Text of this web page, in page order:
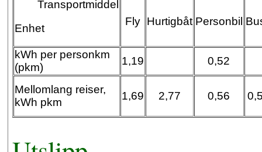
Transportmiddel
Enhet
Fly Hurtigbåt Personbil
kWh per personkm
(pkm)
1,19 0,52
Mellomlang reiser,
kWh pkm
1,69 2,77 0,56